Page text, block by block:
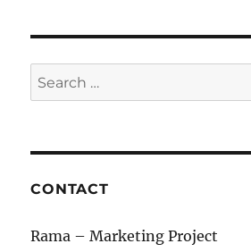
Search
for:
CONTACT
Rama – Marketing Project